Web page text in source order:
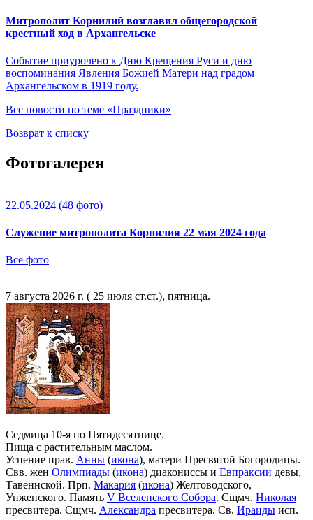
Митрополит Корнилий возглавил общегородской
крестный ход в Архангельске
Событие приурочено к Дню Крещения Руси и дню
воспоминания Явления Божией Матери над градом
Архангельском в 1919 году.
Все новости по теме «Праздники»
Возврат к списку
Фотогалерея
22.05.2024 (48 фото)
Служение митрополита Корнилия 22 мая 2024 года
Все фото
7 августа 2026 г. ( 25 июля ст.ст.), пятница.
Седмица 10-я по Пятидесятнице.
Пища с растительным маслом.
Успение прав. Анны (икона), матери Пресвятой Богородицы.
Свв. жен Олимпиады (икона) диакониссы и Евпраксии девы,
Тавеннской. Прп. Макария (икона) Желтоводского,
Унженского. Память V Вселенского Собора. Сщмч. Николая
пресвитера. Сщмч. Александра пресвитера. Св. Ираиды исп.